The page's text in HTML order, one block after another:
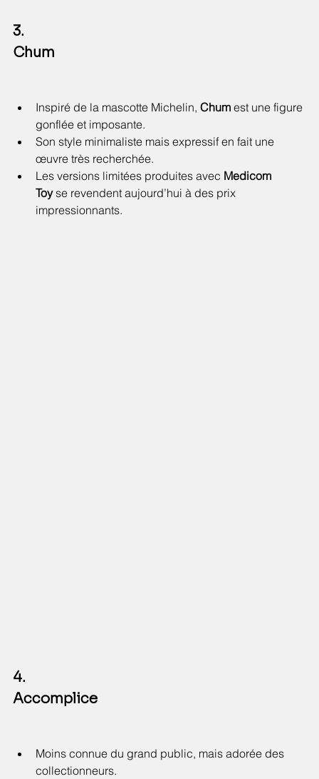
3.
Chum
Inspiré de la mascotte Michelin, Chum est une figure
gonflée et imposante.
Son style minimaliste mais expressif en fait une
œuvre très recherchée.
Les versions limitées produites avec Medicom
Toy se revendent aujourd’hui à des prix
impressionnants.
4.
Accomplice
Moins connue du grand public, mais adorée des
collectionneurs.